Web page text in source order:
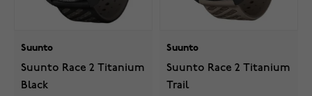
Suunto
Suunto Race 2 Titanium
Black
Suunto
Suunto Race 2 Titanium
Trail